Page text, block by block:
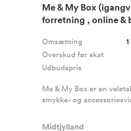
Me & My Box
forretning , online &
Omsætning
Overskud før skat
Udbudspris
Me & My Box er en
smykke- og
Midtjylland